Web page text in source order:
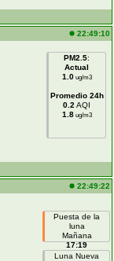
22:49:10
PM2.5:
Actual
1.0ug/m3
Promedio 24h
0.2 AQI
1.8ug/m3
22:49:22
Puesta de la
luna
Mañana
17:19
Luna Nueva